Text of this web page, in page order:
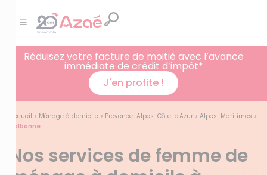
Réduisez votre facture de moitié avec l’avance
immédiate de crédit d’impôt*
J'en profite !
Accueil > Ménage à domicile > Provence-Alpes-Côte-d'Azur > Alpes-Maritimes >
Valbonne
Nos services de femme de